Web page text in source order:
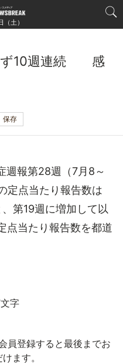
土）
ず10週連続 感
保存
報第28週（7月8～
定点当たり報告数は
第19週に増加して以
当たり報告数を都道
字
員登録すると最後までお
ます。